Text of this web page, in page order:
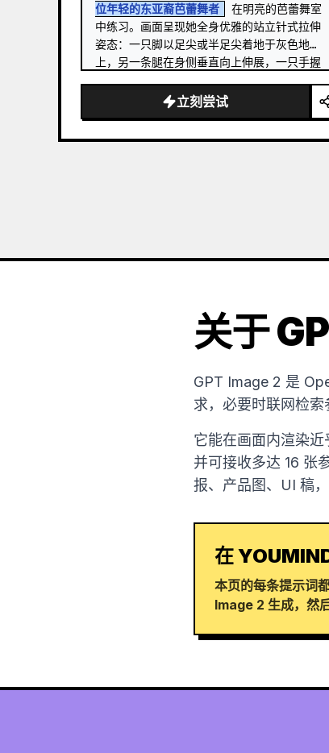
位年轻的东亚裔芭蕾舞者
在明亮的芭蕾舞室
中练习。画面呈现她全身优雅的站立针式拉伸
姿态：一只脚以足尖或半足尖着地于灰色地板
上，另一条腿在身侧垂直向上伸展，一只手握
立刻尝试
关于
GPT Image 2 是
求，必要时联网检索
它能在画面内渲染
并可接收多达 16 张
报、产品图、UI 稿
在
本页的每条提示词
Image 2 生成，然